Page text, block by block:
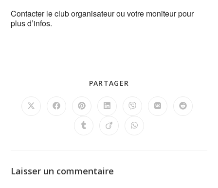
Contacter le club organisateur ou votre moniteur pour
plus d’infos.
PARTAGER
Laisser un commentaire